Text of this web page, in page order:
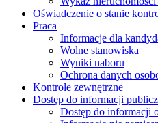
Oświadczenie o stanie
Praca
Informacje dla
Wolne stanowiska
Wyniki naboru
Ochrona danych
Kontrole zewnętrzne
Dostęp do informacji
Dostęp do informacji